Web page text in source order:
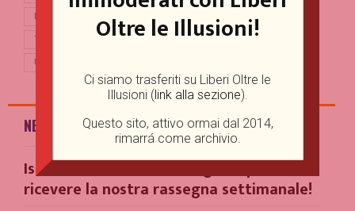
TRUMP
UNIONE EUROPEA
NEWSLETTER
Iscriviti alla nostra Mailing List per
ricevere la nostra rassegna settimanale!
Oltre le Illusioni!
Ci siamo trasferiti su Liberi Oltre le
Illusioni (link alla sezione).
Questo sito, attivo ormai dal 2014,
rimarrá come archivio.